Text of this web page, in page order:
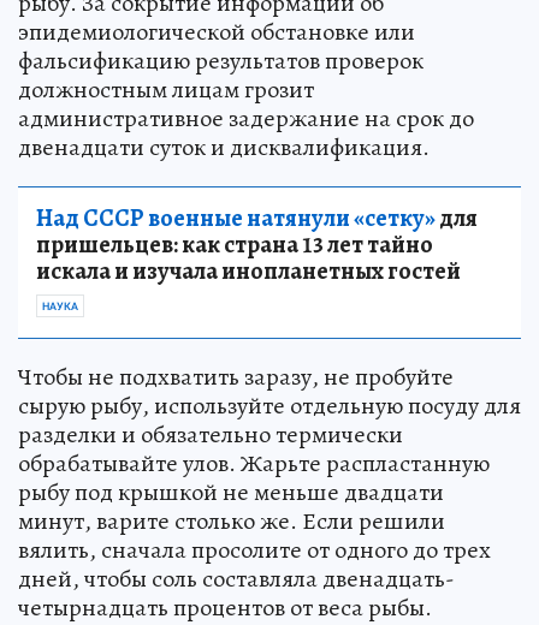
эпидемиологической обстановке или
фальсификацию результатов проверок
должностным лицам грозит
административное задержание на срок до
двенадцати суток и дисквалификация.
Над СССР военные натянули «сетку»для
пришельцев: как страна 13 лет тайно
искала и изучала инопланетных гостей
НАУКА
Чтобы не подхватить заразу, не пробуйте
сырую рыбу, используйте отдельную посуду для
разделки и обязательно термически
обрабатывайте улов. Жарьте распластанную
рыбу под крышкой не меньше двадцати
минут, варите столько же. Если решили
вялить, сначала просолите от одного до трех
дней, чтобы соль составляла двенадцать-
четырнадцать процентов от веса рыбы.